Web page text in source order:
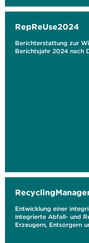
RepReUse2024
Berichterstattung zur
Berichtsjahr 2024 nach
Entwicklung einer
integrierte Abfall- und
Erzeugern, Entsorgern